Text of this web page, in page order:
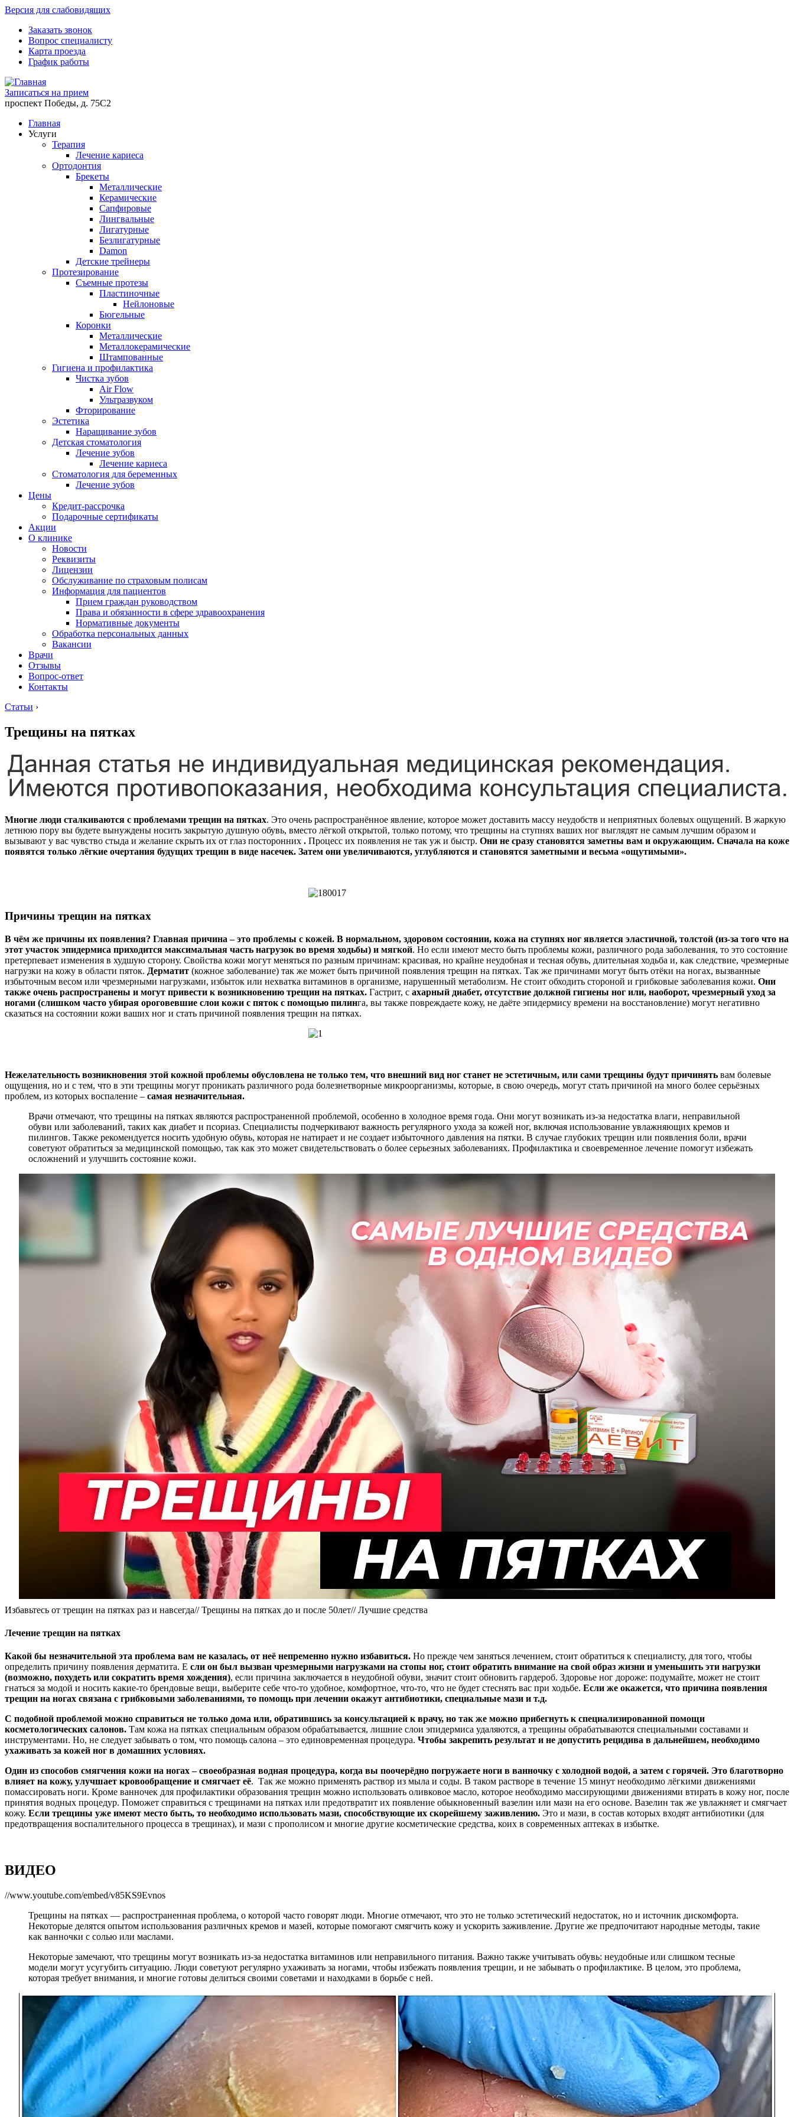
Версия для слабовидящих
Заказать звонок
Вопрос специалисту
Карта проезда
График работы
Записаться на прием
проспект Победы, д. 75C2
Главная
Услуги
Терапия
Лечение кариеса
Ортодонтия
Брекеты
Металлические
Керамические
Cапфировые
Лингвальные
Лигатурные
Безлигатурные
Damon
Детские трейнеры
Протезирование
Съемные протезы
Пластиночные
Нейлоновые
Бюгельные
Коронки
Металлические
Металлокерамические
Штампованные
Гигиена и профилактика
Чистка зубов
Air Flow
Ультразвуком
Фторирование
Эстетика
Наращивание зубов
Детская стоматология
Лечение зубов
Лечение кариеса
Стоматология для беременных
Лечение зубов
Цены
Кредит-рассрочка
Подарочные сертификаты
Акции
О клинике
Новости
Реквизиты
Лицензии
Обслуживание по страховым полисам
Информация для пациентов
Прием граждан руководством
Права и обязанности в сфере здравоохранения
Нормативные документы
Обработка персональных данных
Вакансии
Врачи
Отзывы
Вопрос-ответ
Контакты
Статьи ›
Трещины на пятках
Многие люди сталкиваются с проблемами трещин на пятках. Это очень распространённое явление, которое может доставить массу неудобств и неприятных болевых ощущений. В жаркую
летнюю пору вы будете вынуждены носить закрытую душную обувь, вместо лёгкой открытой, только потому, что трещины на ступнях ваших ног выглядят не самым лучшим образом и
вызывают у вас чувство стыда и желание скрыть их от глаз посторонних . Процесс их появления не так уж и быстр. Они не сразу становятся заметны вам и окружающим. Сначала на коже
появятся только лёгкие очертания будущих трещин в виде насечек. Затем они увеличиваются, углубляются и становятся заметными и весьма «ощутимыми».
Причины трещин на пятках
В чём же причины их появления? Главная причина – это проблемы с кожей. В нормальном, здоровом состоянии, кожа на ступнях ног является эластичной, толстой (из-за того что на
этот участок эпидермиса приходится максимальная часть нагрузок во время ходьбы) и мягкой. Но если имеют место быть проблемы кожи, различного рода заболевания, то это состояние
претерпевает изменения в худшую сторону. Свойства кожи могут меняться по разным причинам: красивая, но крайне неудобная и тесная обувь, длительная ходьба и, как следствие, чрезмерные
нагрузки на кожу в области пяток. Дерматит (кожное заболевание) так же может быть причиной появления трещин на пятках. Так же причинами могут быть отёки на ногах, вызванные
избыточным весом или чрезмерными нагрузками, избыток или нехватка витаминов в организме, нарушенный метаболизм. Не стоит обходить стороной и грибковые заболевания кожи. Они
также очень распространены и могут привести к возникновению трещин на пятках. Гастрит, с ахарный диабет, отсутствие должной гигиены ног или, наоборот, чрезмерный уход за
ногами (слишком часто убирая ороговевшие слои кожи с пяток с помощью пилинга, вы также повреждаете кожу, не даёте эпидермису времени на восстановление) могут негативно
сказаться на состоянии кожи ваших ног и стать причиной появления трещин на пятках.
Нежелательность возникновения этой кожной проблемы обусловлена не только тем, что внешний вид ног станет не эстетичным, или сами трещины будут причинять вам болевые
ощущения, но и с тем, что в эти трещины могут проникать различного рода болезнетворные микроорганизмы, которые, в свою очередь, могут стать причиной на много более серьёзных
проблем, из которых воспаление – самая незначительная.
Врачи отмечают, что трещины на пятках являются распространенной проблемой, особенно в холодное время года. Они могут возникать из-за недостатка влаги, неправильной
обуви или заболеваний, таких как диабет и псориаз. Специалисты подчеркивают важность регулярного ухода за кожей ног, включая использование увлажняющих кремов и
пилингов. Также рекомендуется носить удобную обувь, которая не натирает и не создает избыточного давления на пятки. В случае глубоких трещин или появления боли, врачи
советуют обратиться за медицинской помощью, так как это может свидетельствовать о более серьезных заболеваниях. Профилактика и своевременное лечение помогут избежать
осложнений и улучшить состояние кожи.
Избавьтесь от трещин на пятках раз и навсегда// Трещины на пятках до и после 50лет// Лучшие средства
Лечение трещин на пятках
Какой бы незначительной эта проблема вам не казалась, от неё непременно нужно избавиться. Но прежде чем заняться лечением, стоит обратиться к специалисту, для того, чтобы
определить причину появления дерматита. Е сли он был вызван чрезмерными нагрузками на стопы ног, стоит обратить внимание на свой образ жизни и уменьшить эти нагрузки
(возможно, похудеть или сократить время хождения), если причина заключается в неудобной обуви, значит стоит обновить гардероб. Здоровье ног дороже: подумайте, может не стоит
гнаться за модой и носить какие-то брендовые вещи, выберите себе что-то удобное, комфортное, что-то, что не будет стеснять вас при ходьбе. Если же окажется, что причина появления
трещин на ногах связана с грибковыми заболеваниями, то помощь при лечении окажут антибиотики, специальные мази и т.д.
С подобной проблемой можно справиться не только дома или, обратившись за консультацией к врачу, но так же можно прибегнуть к специализированной помощи
косметологических салонов. Там кожа на пятках специальным образом обрабатывается, лишние слои эпидермиса удаляются, а трещины обрабатываются специальными составами и
инструментами. Но, не следует забывать о том, что помощь салона – это единовременная процедура. Чтобы закрепить результат и не допустить рецидива в дальнейшем, необходимо
ухаживать за кожей ног в домашних условиях.
Один из способов смягчения кожи на ногах – своеобразная водная процедура, когда вы поочерёдно погружаете ноги в ванночку с холодной водой, а затем с горячей. Это благотворно
влияет на кожу, улучшает кровообращение и смягчает её. Так же можно применять раствор из мыла и соды. В таком растворе в течение 15 минут необходимо лёгкими движениями
помассировать ноги. Кроме ванночек для профилактики образования трещин можно использовать оливковое масло, которое необходимо массирующими движениями втирать в кожу ног, после
принятия водных процедур. Поможет справиться с трещинами на пятках или предотвратит их появление обыкновенный вазелин или мази на его основе. Вазелин так же увлажняет и смягчает
кожу. Если трещины уже имеют место быть, то необходимо использовать мази, способствующие их скорейшему заживлению. Это и мази, в состав которых входят антибиотики (для
предотвращения воспалительного процесса в трещинах), и мази с прополисом и многие другие косметические средства, коих в современных аптеках в избытке.
ВИДЕО
//www.youtube.com/embed/v85KS9Evnos
Трещины на пятках — распространенная проблема, о которой часто говорят люди. Многие отмечают, что это не только эстетический недостаток, но и источник дискомфорта.
Некоторые делятся опытом использования различных кремов и мазей, которые помогают смягчить кожу и ускорить заживление. Другие же предпочитают народные методы, такие
как ванночки с солью или маслами.
Некоторые замечают, что трещины могут возникать из-за недостатка витаминов или неправильного питания. Важно также учитывать обувь: неудобные или слишком тесные
модели могут усугубить ситуацию. Люди советуют регулярно ухаживать за ногами, чтобы избежать появления трещин, и не забывать о профилактике. В целом, это проблема,
которая требует внимания, и многие готовы делиться своими советами и находками в борьбе с ней.